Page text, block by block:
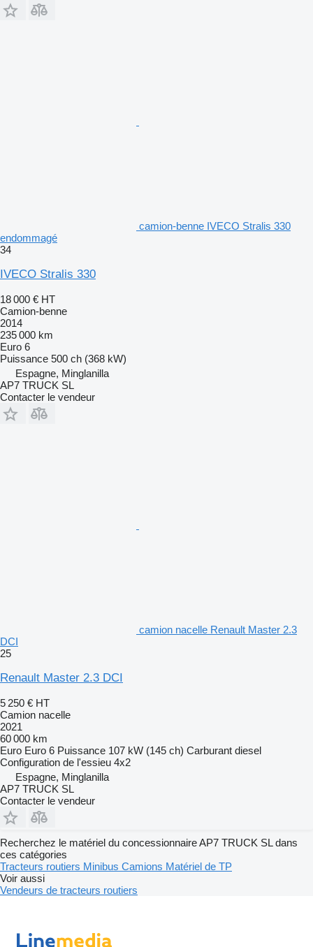
camion-benne IVECO Stralis 330
endommagé
34
IVECO Stralis 330
18 000 € HT
Camion-benne
2014
235 000 km
Euro 6
Puissance 500 ch (368 kW)
Espagne, Minglanilla
AP7 TRUCK SL
Contacter le vendeur
camion nacelle Renault Master 2.3
DCI
25
Renault Master 2.3 DCI
5 250 € HT
Camion nacelle
2021
60 000 km
Euro Euro 6 Puissance 107 kW (145 ch) Carburant diesel
Configuration de l'essieu 4x2
Espagne, Minglanilla
AP7 TRUCK SL
Contacter le vendeur
Recherchez le matériel du concessionnaire AP7 TRUCK SL dans
ces catégories
Tracteurs routiers Minibus Camions Matériel de TP
Voir aussi
Vendeurs de tracteurs routiers